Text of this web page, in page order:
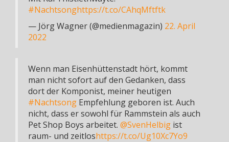
#Nachtsonghttps://t.co/CAhqMftftk
— Jörg Wagner (@medienmagazin) 22. April
2022
Wenn man Eisenhüttenstadt hört, kommt
man nicht sofort auf den Gedanken, dass
dort der Komponist, meiner heutigen
#Nachtsong Empfehlung geboren ist. Auch
nicht, dass er sowohl für Rammstein als auch
Pet Shop Boys arbeitet. @SvenHelbig ist
raum- und zeitloshttps://t.co/Ug10Xc7Yo9